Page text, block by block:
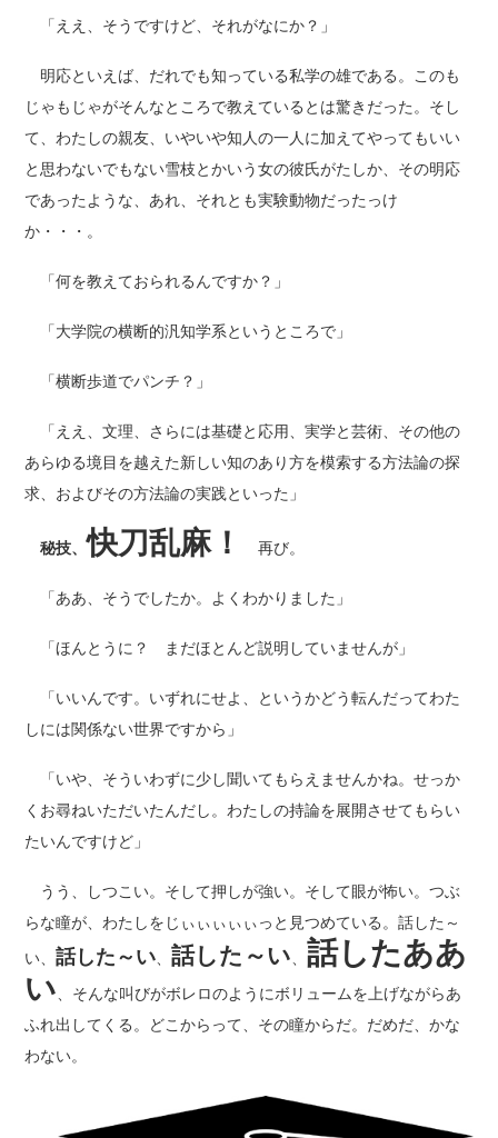
「ええ、そうですけど、それがなにか？」
明応といえば、だれでも知っている私学の雄である。このも
じゃもじゃがそんなところで教えているとは驚きだった。そし
て、わたしの親友、いやいや知人の一人に加えてやってもいい
と思わないでもない雪枝とかいう女の彼氏がたしか、その明応
であったような、あれ、それとも実験動物だったっけ
か・・・。
「何を教えておられるんですか？」
「大学院の横断的汎知学系というところで」
「横断歩道でパンチ？」
「ええ、文理、さらには基礎と応用、実学と芸術、その他の
あらゆる境目を越えた新しい知のあり方を模索する方法論の探
求、およびその方法論の実践といった」
秘技、快刀乱麻！ 再び。
「ああ、そうでしたか。よくわかりました」
「ほんとうに？ まだほとんど説明していませんが」
「いいんです。いずれにせよ、というかどう転んだってわた
しには関係ない世界ですから」
「いや、そういわずに少し聞いてもらえませんかね。せっか
くお尋ねいただいたんだし。わたしの持論を展開させてもらい
たいんですけど」
うう、しつこい。そして押しが強い。そして眼が怖い。つぶ
らな瞳が、わたしをじぃぃぃぃぃっと見つめている。話した～
い、話した～い、話した～い、話したああ
い、そんな叫びがボレロのようにボリュームを上げながらあ
ふれ出してくる。どこからって、その瞳からだ。だめだ、かな
わない。